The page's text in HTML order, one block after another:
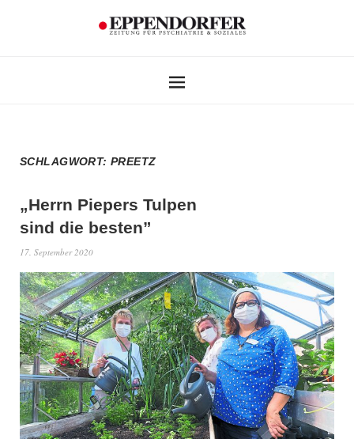
SCHLAGWORT:PREETZ
„Herrn Piepers Tulpen
sind die besten”
17. September 2020